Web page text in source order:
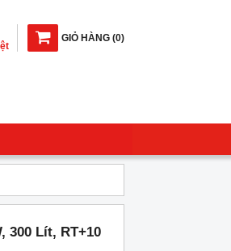
GIỎ HÀNG (0)
300 Lít, RT+10